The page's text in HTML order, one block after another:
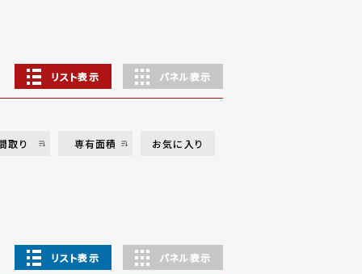
リスト表示 パネル表示
取り 専有面積 お気に入り
リスト表示 パネル表示